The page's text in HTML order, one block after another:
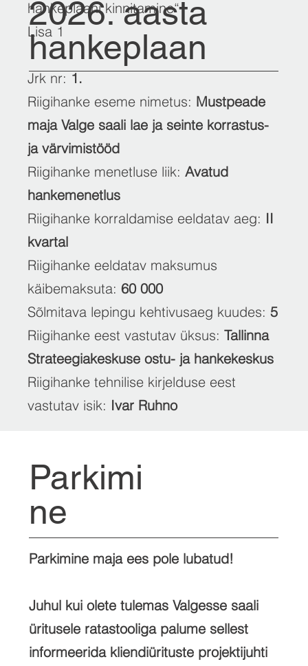
Parkimi
ne
Parkimine maja ees pole lubatud!
Juhul kui olete tulemas Valgesse saali
üritusele ratastooliga palume sellest
informeerida kliendiürituste projektijuhti
hankeplaani kinnitamine“
Lisa 1
Jrk nr: 1.
Riigihanke eseme nimetus: Mustpeade
maja Valge saali lae ja seinte korrastus-
ja värvimistööd
Riigihanke menetluse liik:Avatud
hankemenetlus
Riigihanke korraldamise eeldatav aeg: II
kvartal
Riigihanke eeldatav maksumus
käibemaksuta:60 000
Sõlmitava lepingu kehtivusaeg kuudes:5
Riigihanke eest vastutav üksus:Tallinna
Strateegiakeskuse ostu- ja hankekeskus
Riigihanke tehnilise kirjelduse eest
vastutav isik: Ivar Ruhno
2026. aasta
hankeplaan